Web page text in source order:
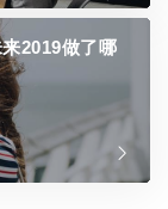
2019做了哪